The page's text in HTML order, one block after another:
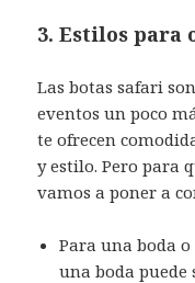
3. Estilos para
Las botas safari
eventos un poco
te ofrecen
y estilo. Pero para
vamos a poner a
Para una boda
una boda puede